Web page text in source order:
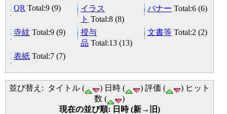
QR Total:9 (9)
イラス
ト Total:8 (8)
バナー Total:6 (6)
寺紋 Total:9 (9)
授与
品 Total:13 (13)
文書等 Total:2 (2)
表紙 Total:7 (7)
並び替え: タイトル ( ) 日時 ( ) 評価 (
) ヒット
数 (
)
現在の並び順: 日時 (新→旧)